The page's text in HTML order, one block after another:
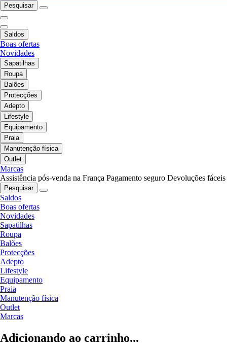
Pesquisar
Saldos
Boas ofertas
Novidades
Sapatilhas
Roupa
Balões
Protecções
Adepto
Lifestyle
Equipamento
Praia
Manutenção física
Outlet
Marcas
Assistência pós-venda na França Pagamento seguro Devoluções fáceis
Pesquisar
Saldos
Boas ofertas
Novidades
Sapatilhas
Roupa
Balões
Protecções
Adepto
Lifestyle
Equipamento
Praia
Manutenção física
Outlet
Marcas
Adicionando ao carrinho...